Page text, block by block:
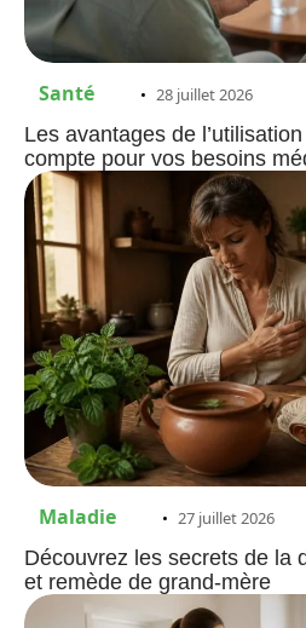
Santé 28 juillet 2026
Les avantages de
compte pour vos besoins
Maladie 27 juillet 2026
Découvrez les secrets de la
et remède de grand-mère